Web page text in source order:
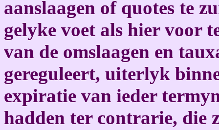
aanslaagen of quotes te
gelyke voet als hier voor
van de omslaagen en
gereguleert, uiterlyk
expiratie van ieder
hadden ter contrarie, die